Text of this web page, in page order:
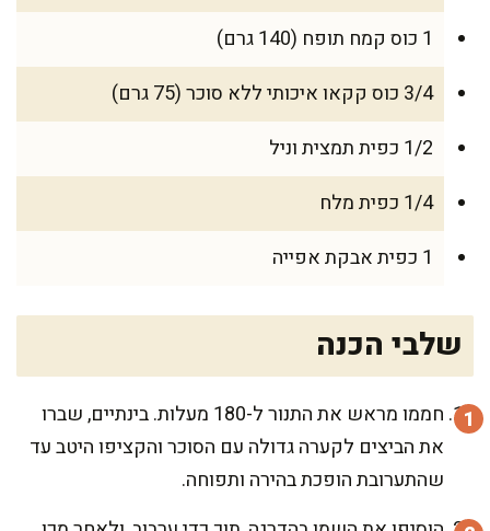
1 כוס קמח תופח (140 גרם)
3/4 כוס קקאו איכותי ללא סוכר (75 גרם)
1/2 כפית תמצית וניל
1/4 כפית מלח
1 כפית אבקת אפייה
שלבי הכנה
חממו מראש את התנור ל-180 מעלות. בינתיים, שברו
את הביצים לקערה גדולה עם הסוכר והקציפו היטב עד
שהתערובת הופכת בהירה ותפוחה.